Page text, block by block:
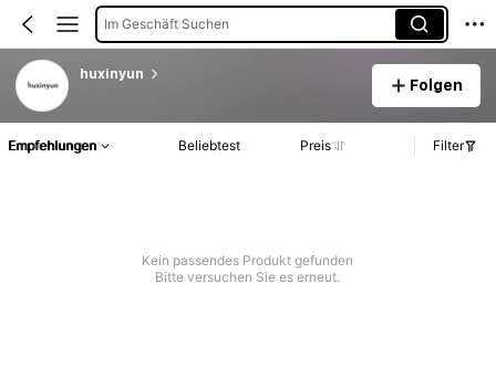
Im Geschäft Suchen
huxinyun
Folgen
Empfehlungen Beliebtest Preis Filter
Kein passendes Produkt gefunden
Bitte versuchen Sie es erneut.